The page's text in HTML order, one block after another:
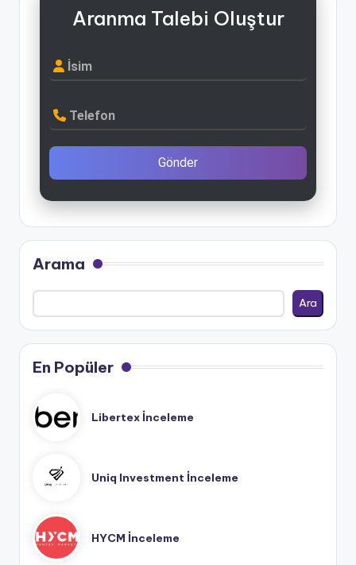
Aranma Talebi Oluştur
İsim
Telefon
Gönder
Arama
Ara
En Popüler
Libertex İnceleme
Uniq Investment İnceleme
HYCM İnceleme